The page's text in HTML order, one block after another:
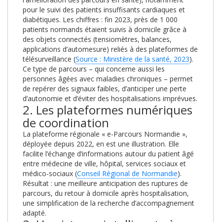
pour le suivi des patients insuffisants cardiaques et
diabétiques. Les chiffres : fin 2023, près de 1 000
patients normands étaient suivis à domicile grâce à
des objets connectés (tensiomètres, balances,
applications d’automesure) reliés à des plateformes de
télésurveillance (Source : Ministère de la santé, 2023).
Ce type de parcours – qui concerne aussi les
personnes âgées avec maladies chroniques – permet
de repérer des signaux faibles, d’anticiper une perte
d’autonomie et d’éviter des hospitalisations imprévues.
2. Les plateformes numériques
de coordination
La plateforme régionale « e-Parcours Normandie »,
déployée depuis 2022, en est une illustration. Elle
facilite l’échange d’informations autour du patient âgé
entre médecine de ville, hôpital, services sociaux et
médico-sociaux (Conseil Régional de Normandie).
Résultat : une meilleure anticipation des ruptures de
parcours, du retour à domicile après hospitalisation,
une simplification de la recherche d’accompagnement
adapté.